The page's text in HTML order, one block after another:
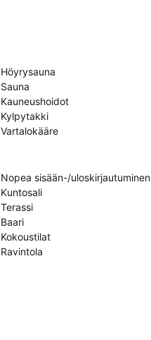
Höyrysauna
Sauna
Kauneushoidot
Kylpytakki
Vartalokääre
Nopea sisään-/uloskirjautuminen
Kuntosali
Terassi
Baari
Kokoustilat
Ravintola